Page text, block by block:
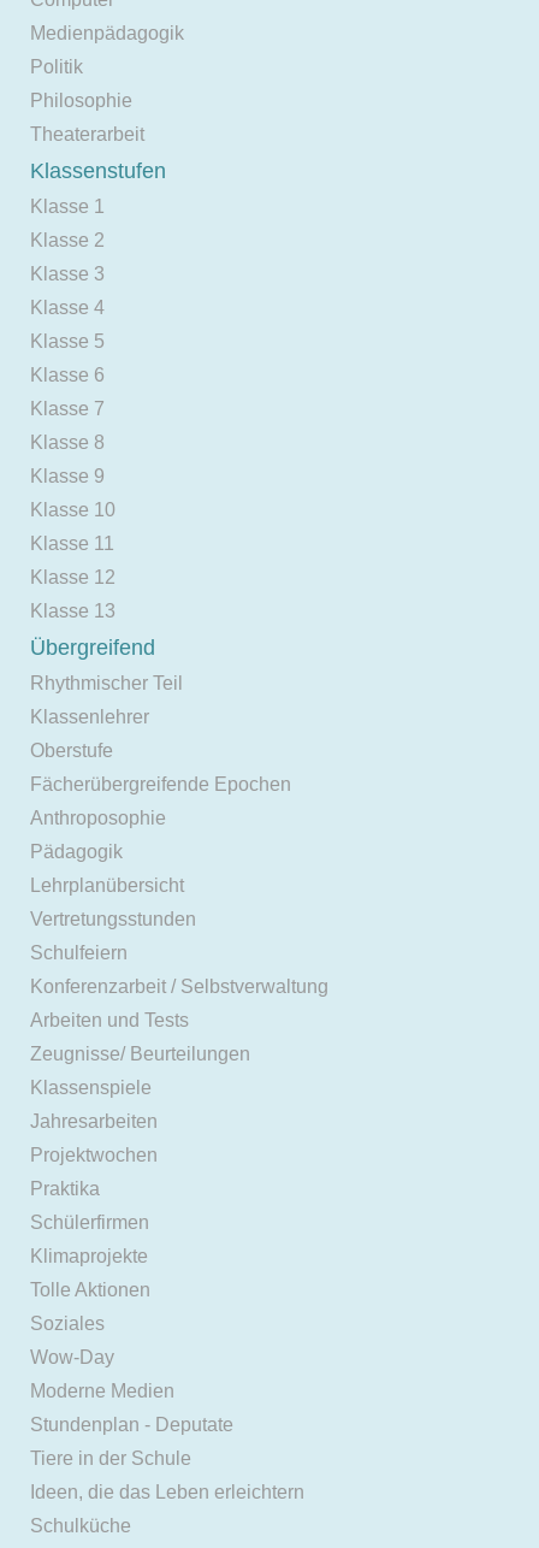
Medienpädagogik
Politik
Philosophie
Theaterarbeit
Klassenstufen
Klasse 1
Klasse 2
Klasse 3
Klasse 4
Klasse 5
Klasse 6
Klasse 7
Klasse 8
Klasse 9
Klasse 10
Klasse 11
Klasse 12
Klasse 13
Übergreifend
Rhythmischer Teil
Klassenlehrer
Oberstufe
Fächerübergreifende Epochen
Anthroposophie
Pädagogik
Lehrplanübersicht
Vertretungsstunden
Schulfeiern
Konferenzarbeit / Selbstverwaltung
Arbeiten und Tests
Zeugnisse/ Beurteilungen
Klassenspiele
Jahresarbeiten
Projektwochen
Praktika
Schülerfirmen
Klimaprojekte
Tolle Aktionen
Soziales
Wow-Day
Moderne Medien
Stundenplan - Deputate
Tiere in der Schule
Ideen, die das Leben erleichtern
Schulküche